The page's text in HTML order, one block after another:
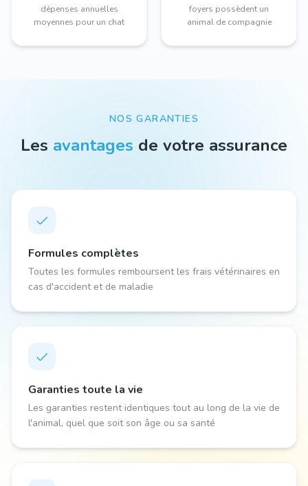
dépenses annuelles
moyennes pour un chat
foyers possèdent un
animal de compagnie
NOS GARANTIES
Les avantages de votre assurance
Formules complètes
Toutes les formules remboursent les frais vétérinaires en
cas d'accident et de maladie
Garanties toute la vie
Les garanties restent identiques tout au long de la vie de
l'animal, quel que soit son âge ou sa santé